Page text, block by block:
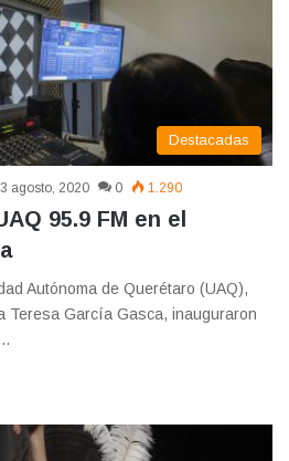
Destacadas
3 agosto, 2020 0 1.290
95.9 FM en el
Autónoma de Querétaro (UAQ),
Teresa García Gasca, inauguraron